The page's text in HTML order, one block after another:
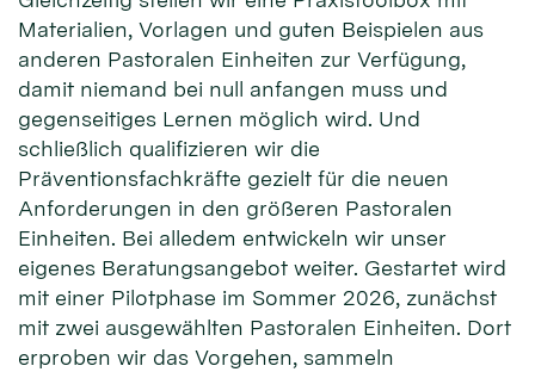
Materialien, Vorlagen und guten Beispielen aus
anderen Pastoralen Einheiten zur Verfügung,
damit niemand bei null anfangen muss und
gegenseitiges Lernen möglich wird. Und
schließlich qualifizieren wir die
Präventionsfachkräfte gezielt für die neuen
Anforderungen in den größeren Pastoralen
Einheiten. Bei alledem entwickeln wir unser
eigenes Beratungsangebot weiter. Gestartet wird
mit einer Pilotphase im Sommer 2026, zunächst
mit zwei ausgewählten Pastoralen Einheiten. Dort
erproben wir das Vorgehen, sammeln